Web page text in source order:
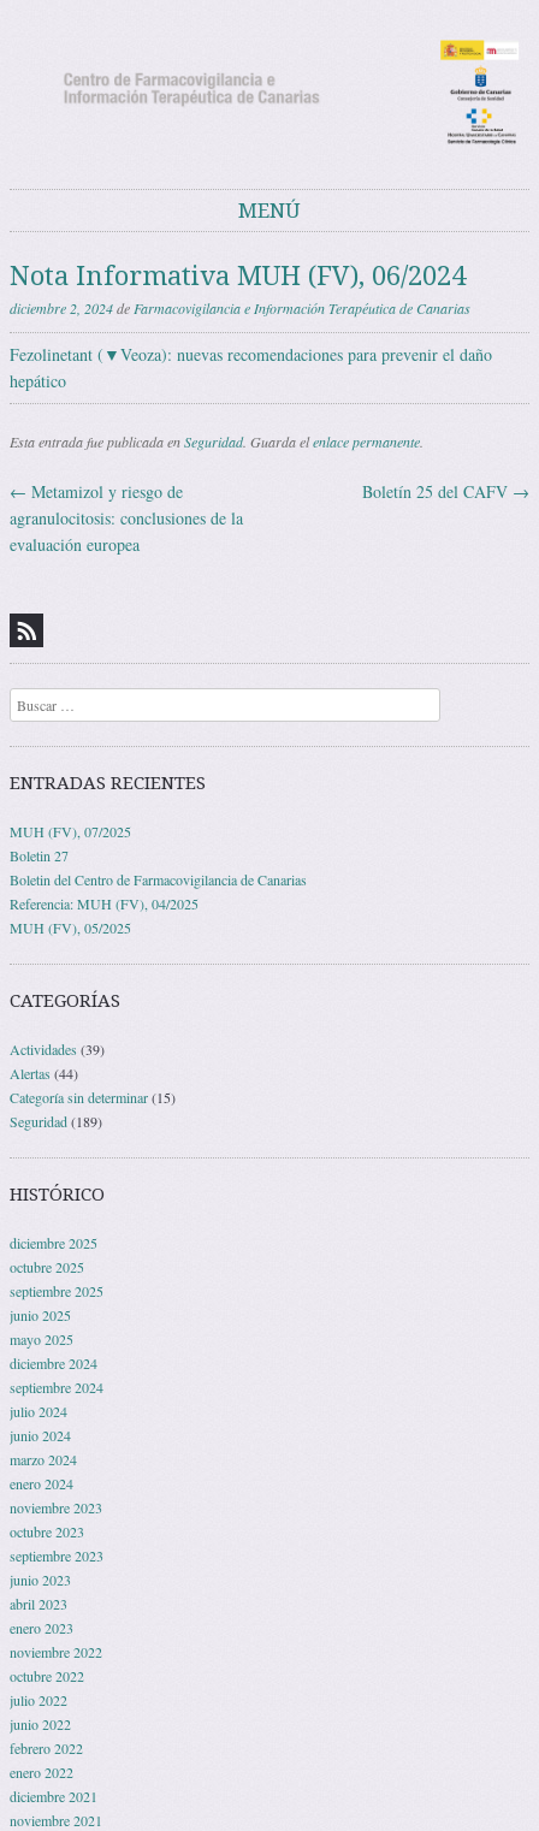
MENÚ
Nota Informativa MUH (FV), 06/2024
diciembre 2, 2024deFarmacovigilancia e Información Terapéutica de Canarias
Fezolinetant (▼Veoza): nuevas recomendaciones para prevenir el daño
hepático
Esta entrada fue publicada enSeguridad. Guarda elenlace permanente.
Navegación de entradas
← Metamizol y riesgo de
agranulocitosis: conclusiones de la
evaluación europea
Boletín 25 del CAFV →
Buscar
ENTRADAS RECIENTES
MUH (FV), 07/2025
Boletin 27
Boletin del Centro de Farmacovigilancia de Canarias
Referencia: MUH (FV), 04/2025
MUH (FV), 05/2025
CATEGORÍAS
Actividades (39)
Alertas (44)
Categoría sin determinar(15)
Seguridad(189)
HISTÓRICO
diciembre 2025
octubre 2025
septiembre 2025
junio 2025
mayo 2025
diciembre 2024
septiembre 2024
julio 2024
junio 2024
marzo 2024
enero 2024
noviembre 2023
octubre 2023
septiembre 2023
junio 2023
abril 2023
enero 2023
noviembre 2022
octubre 2022
julio 2022
junio 2022
febrero 2022
enero 2022
diciembre 2021
noviembre 2021